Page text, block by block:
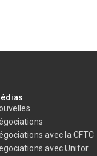
avec la CFTC
avec Unifor